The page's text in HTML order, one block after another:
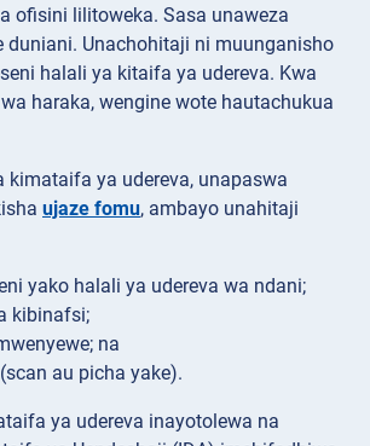
ofisini lilitoweka. Sasa unaweza
duniani. Unachohitaji ni muunganisho
halali ya kitaifa ya udereva. Kwa
haraka, wengine wote hautachukua
kimataifa ya udereva, unapaswa
ujaze fomu, ambayo unahitaji
yako halali ya udereva wa ndani;
kibinafsi;
na
au picha yake).
ya udereva inayotolewa na